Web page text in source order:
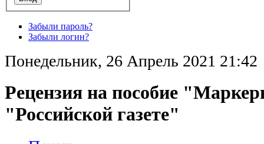
Забыли пароль?
Забыли логин?
Понедельник, 26 Апрель 2021 21:42
Рецензия на пособие
"Российской газете"